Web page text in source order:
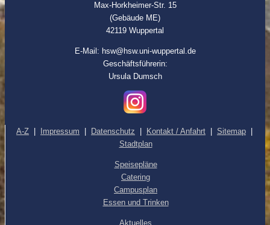
Max-Horkheimer-Str. 15
(Gebäude ME)
42119 Wuppertal
E-Mail: hsw@hsw.uni-wuppertal.de
Geschäftsführerin:
Ursula Dumsch
A-Z Impressum Datenschutz Kontakt / Anfahrt Sitemap
Stadtplan
Speisepläne
Catering
Campusplan
Essen und Trinken
Aktuelles